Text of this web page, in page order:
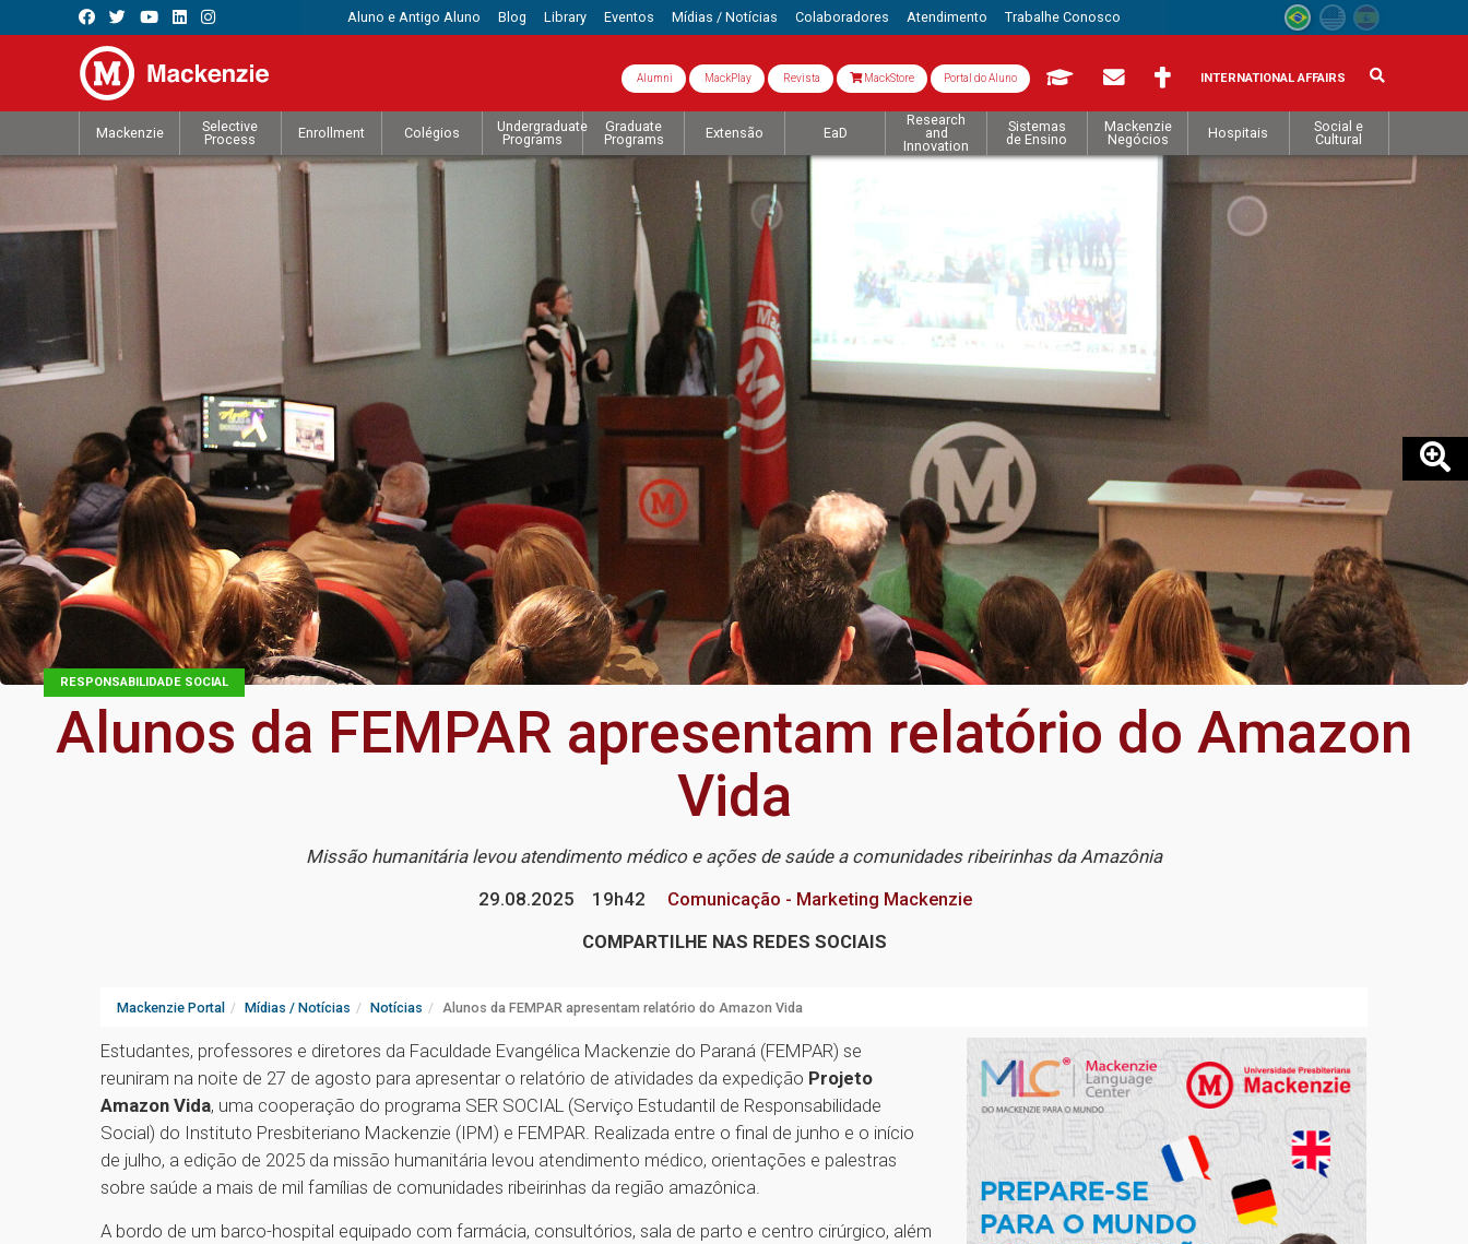
Aluno e Antigo Aluno Blog Library Eventos Mídias / Notícias Colaboradores Atendimento Trabalhe Conosco
Alumni MackPlay Revista MackStore Portal do Aluno INTERNATIONAL AFFAIRS
Mackenzie
Selective
Process
Enrollment Colégios
Undergraduate
Programs
Graduate
Programs
Extensão EaD
Research
and
Innovation
Sistemas
de Ensino
Mackenzie
Negócios
Hospitais
Social e
Cultural
RESPONSABILIDADE SOCIAL
Alunos da FEMPAR apresentam relatório do Amazon
Vida
Missão humanitária levou atendimento médico e ações de saúde a comunidades ribeirinhas da Amazônia
29.08.2025
19h42
Comunicação - Marketing Mackenzie
COMPARTILHE NAS REDES SOCIAIS
Mackenzie Portal Mídias / Notícias Notícias Alunos da FEMPAR apresentam relatório do Amazon Vida
Estudantes, professores e diretores da Faculdade Evangélica Mackenzie do Paraná (FEMPAR) se
reuniram na noite de 27 de agosto para apresentar o relatório de atividades da expedição Projeto
Amazon Vida, uma cooperação do programa SER SOCIAL (Serviço Estudantil de Responsabilidade
Social) do Instituto Presbiteriano Mackenzie (IPM) e FEMPAR. Realizada entre o final de junho e o início
de julho, a edição de 2025 da missão humanitária levou atendimento médico, orientações e palestras
sobre saúde a mais de mil famílias de comunidades ribeirinhas da região amazônica.
A bordo de um barco-hospital equipado com farmácia, consultórios, sala de parto e centro cirúrgico, além